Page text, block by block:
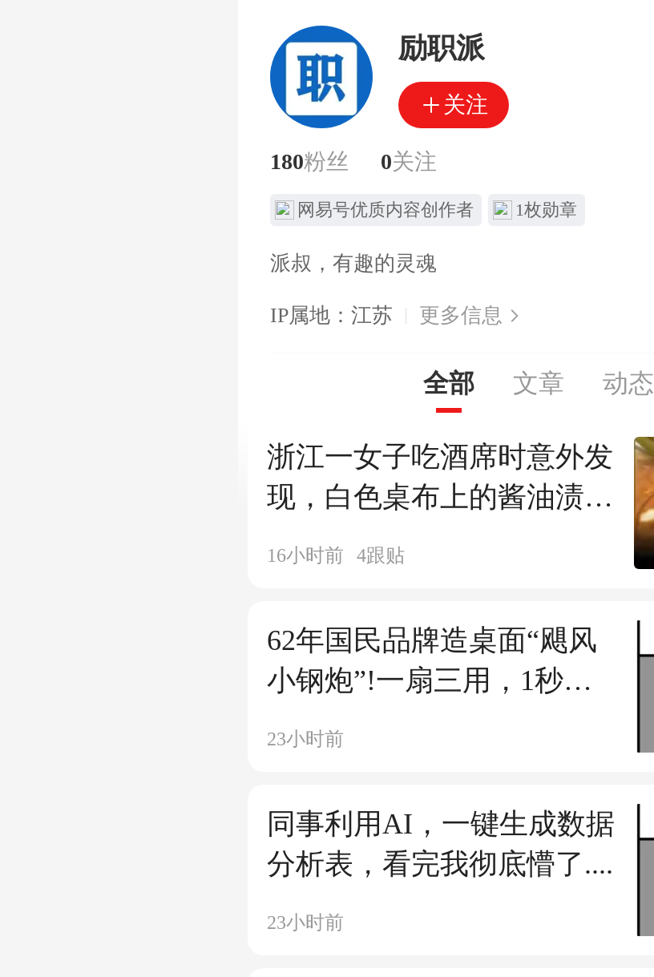
励职派
关注
180粉丝 0关注
网易号优质内容创作者 1枚勋章
派叔，有趣的灵魂
IP属地：江苏 更多信息
全部 文章 动态
浙江一女子吃酒席时意外发
现，白色桌布上的酱油渍被
滴落的秋葵黏液吸附，瞬间
效果堪比美白广告
16小时前 4跟贴
62年国民品牌造桌面“飓风
小钢炮”!一扇三用，1秒享
受山间凉风....不到百元!
23小时前
同事利用AI，一键生成数据
分析表，看完我彻底懵了....
23小时前